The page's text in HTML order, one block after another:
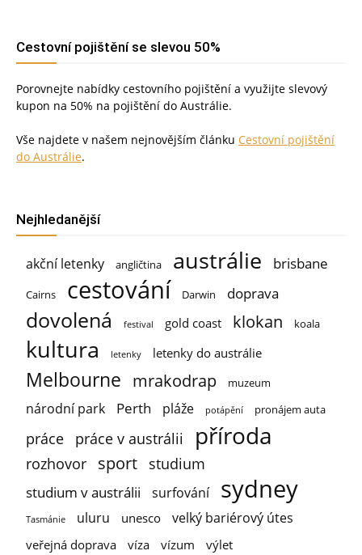
Cestovní pojištění se slevou 50%
Porovnejte nabídky cestovního pojištění a využijte slevový
kupon na 50% na pojištění do Austrálie.
Vše najdete v našem nejnovějším článku Cestovní pojištění
do Austrálie.
Nejhledanější
akční letenky angličtina austrálie brisbane
Cairns cestování Darwin doprava
dovolená festival gold coast klokan koala
kultura letenky letenky do austrálie
Melbourne mrakodrap muzeum
národní park Perth pláže potápění pronájem auta
práce práce v austrálii příroda
rozhovor sport studium
studium v austrálii surfování sydney
Tasmánie uluru unesco velký bariérový útes
veřejná doprava víza vízum výlet